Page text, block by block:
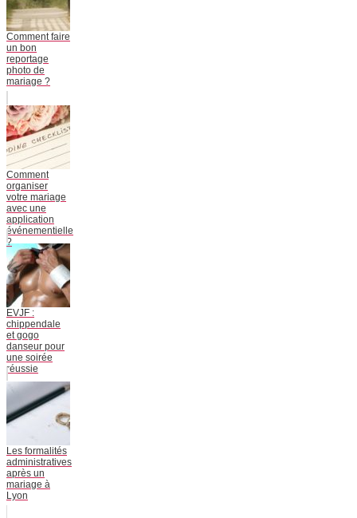
Comment faire
un bon
reportage
photo de
mariage ?
Comment
organiser
votre mariage
avec une
application
événementielle
?
EVJF :
chippendale
et gogo
danseur pour
une soirée
réussie
Les formalités
administratives
après un
mariage à
Lyon